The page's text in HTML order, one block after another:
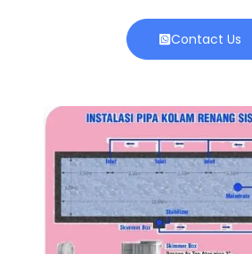
Contact Us